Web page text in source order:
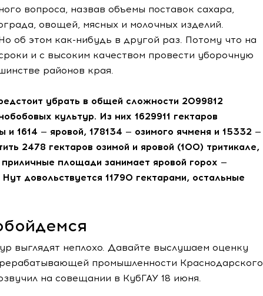
вопроса, назвав объемы поставок сахара,
овощей, мясных и молочных изделий.
об этом как-нибудь в другой раз. Потому что на
и с высоким качеством провести уборочную
районов края.
убрать в общей сложности 2099812
культур. Из них 1629911 гектаров
1614 — яровой, 178134 — озимого ячменя и 15332 —
2478 гектаров озимой и яровой (100) тритикале,
площади занимает яровой горох —
довольствуется 11790 гектарами, остальные
выглядят неплохо. Давайте выслушаем оценку
промышленности Краснодарского
на совещании в КубГАУ 18 июня.